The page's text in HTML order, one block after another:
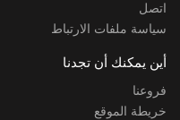
اتصل
سياسة ملفات الارتباط
أين يمكنك أن تجدنا
فروعنا
خريطة الموقع